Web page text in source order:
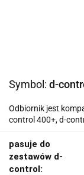
Symbol: d-
Odbiornik jest
control 400+, d-
pasuje do
zestawów d-
control: